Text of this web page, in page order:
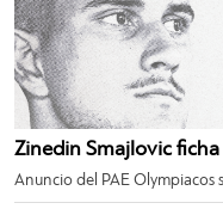
Zinedin Smajlovic
Anuncio del PAE Olympiacos